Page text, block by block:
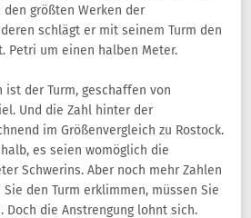
den größten Werken der
schlägt er mit seinem Turm den
Petri um einen halben Meter.
ist der Turm, geschaffen von
Und die Zahl hinter der
im Größenvergleich zu Rostock.
es seien womöglich die
Schwerins. Aber noch mehr Zahlen
den Turm erklimmen, müssen Sie
Doch die Anstrengung lohnt sich.